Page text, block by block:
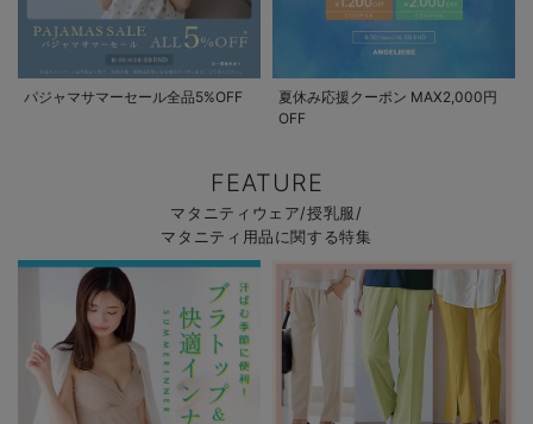
パジャマサマーセール全品5%OFF
夏休み応援クーポン MAX2,000円
OFF
FEATURE
マタニティウェア/授乳服/
マタニティ用品に関する特集